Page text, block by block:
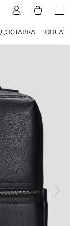
ДОСТАВКА